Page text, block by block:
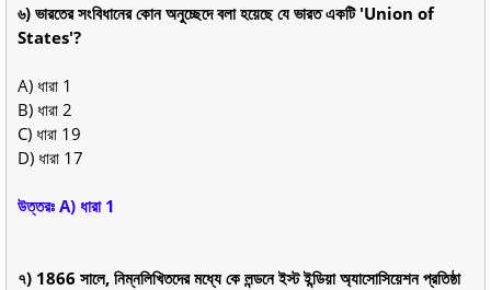
৬) ভারতের সংবিধানের কোন অনুচ্ছেদে বলা হয়েছে যে ভারত একটি 'Union of
States'?
A) ধারা 1
B) ধারা 2
C) ধারা 19
D) ধারা 17
উত্তরঃ A) ধারা 1
৭) 1866 সালে, নিম্নলিখিতদের মধ্যে কে লন্ডনে ইস্ট ইন্ডিয়া অ্যাসোসিয়েশন প্রতিষ্ঠা